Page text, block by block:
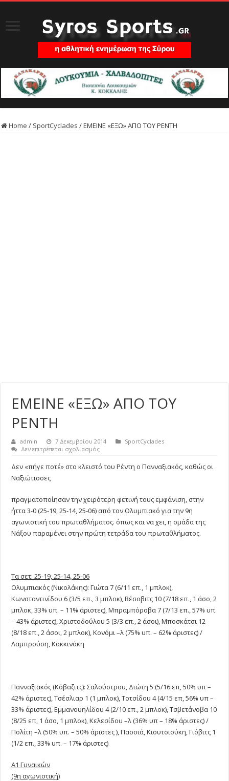
Home / SportCyclades /ΕΜΕΙΝΕ «ΕΞΩ» ΑΠΟ ΤΟΥ ΡΕΝΤΗ
ΕΜΕΙΝΕ «ΕΞΩ» ΑΠΟ ΤΟΥ
ΡΕΝΤΗ
admin 7 Δεκεμβρίου 2014
SportCyclades
Δεν επιτρέπεται σχολιασμόςστο
«ΕΞΩ»
ΑΠΟ
Δεν «πήγε ποτέ» στο κλειστό του Ρέντη ο Πανναξιακός, καθώς οι
Ναξιώτισσες
πραγματοποίησαν την χειρότερη φετινή τους εμφάνιση, στην
ήττα 3-0 (25-19, 25-14, 25-06) από τον Ολυμπιακό για την 9η
αγωνιστική του πρωταθλήματος. όπως και να χει, η ομάδα της
Νάξου παραμένει στην πρώτη τετράδα του πρωταθλήματος.
Τα σετ: 25-19, 25-14, 25-06
Ολυμπιακός (Νικολάκης): Γιώτα 7 (6/11 επ., 1 μπλοκ),
Κωνσταντινίδου 6 (3/5 επ., 3 μπλοκ), Βέσοβιτς 10 (7/18 επ., 1 άσο, 2
μπλοκ, 33% υπ. – 11% άριστες), Μπραμπόροβα 7 (7/13 επ., 57% υπ.
– 43% άριστες), Χριστοδούλου 5 (3/3 επ., 2 άσοι), Μποσκάτσι 12
(8/18 επ., 2 άσοι, 2 μπλοκ), Κονόμι –λ (75% υπ. – 62% άριστες) /
Λαμπρούση, Κοκκινάκη
Πανναξιακός (Κόβαζιτς): Σαλούστρου, Διώτη 5 (5/16 επ, 50% υπ –
42% άριστες), Τσέσλιαρ 1 (1 μπλοκ), Τοτσίδου 4 (4/15 επ, 56% υπ –
33% άριστες), Εμμανουηλίδου 4 (2/10 επ., 2 μπλοκ), Τσβετάνοβα 10
(8/25 επ, 1 άσο, 1 μπλοκ), Κελεσίδου –λ (36% υπ – 18% άριστες) /
Πολίτη –λ (50% υπ. – 50% άριστες ), Πασσιά, Κιουτσιούκη, Γιόβιτς 1
(1/2 επ., 33% υπ. – 17% άριστες)
Α1 Γυναικών
(9η αγωνιστική)